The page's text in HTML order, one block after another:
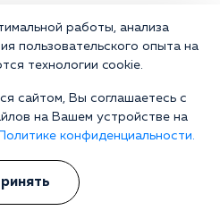
работы, анализа
пользовательского опыта на
технологии cookie.
сайтом, Вы соглашаетесь с
на Вашем устройстве на
Политике конфиденциальности.